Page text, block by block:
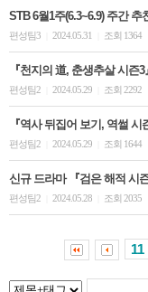
STB 6월1주(6.3~6.9) 주간 추
편성팀3 2024.05.31 조회 1364
『천지의 道, 춘생추살 시즌
편성팀2 2024.05.29 조회 2292
『역사 뒤집어 보기, 역썰
편성팀2 2024.05.29 조회 1644
신규 드라마 『검은 해적 시
편성팀2 2024.05.28 조회 2035
11